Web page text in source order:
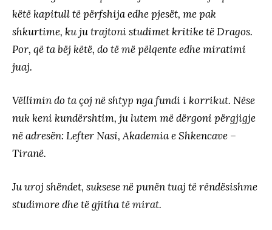
këtë kapitull të përfshija edhe pjesët, me pak
shkurtime, ku ju trajtoni studimet kritike të Dragos.
Por, që ta bëj këtë, do të më pëlqente edhe miratimi
juaj.
Vëllimin do ta çoj në shtyp nga fundi i korrikut. Nëse
nuk keni kundërshtim, ju lutem më dërgoni përgjigje
në adresën: Lefter Nasi, Akademia e Shkencave –
Tiranë.
Ju uroj shëndet, suksese në punën tuaj të rëndësishme
studimore dhe të gjitha të mirat.